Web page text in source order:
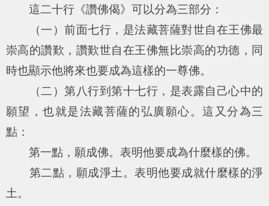
這二十行《讚佛偈》可以分為三部分：
（一）前面七行，是法藏菩薩對世自在王佛最
崇高的讚歎，讚歎世自在王佛無比崇高的功德，同
時也顯示他將來也要成為這樣的一尊佛。
（二）第八行到第十七行，是表露自己心中的
願望，也就是法藏菩薩的弘廣願心。這又分為三
點：
第一點，願成佛。表明他要成為什麼樣的佛。
第二點，願成淨土。表明他要成就什麼樣的淨
土。